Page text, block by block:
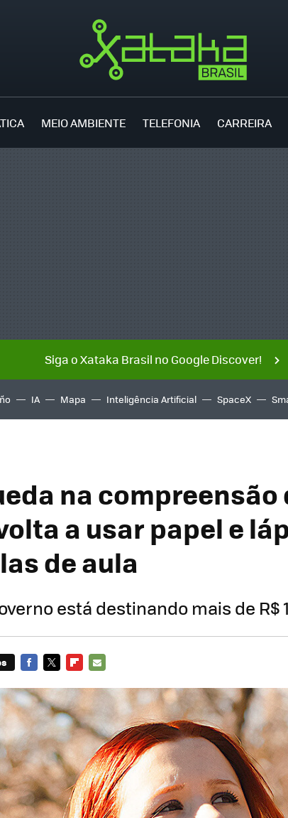
MEIO AMBIENTE TELEFONIA CARREIRA
Siga o Xataka Brasil no Google Discover!
IA Mapa Inteligência Artificial SpaceX
na compreensão
a usar papel e
de aula
está destinando mais de R$
MAIL